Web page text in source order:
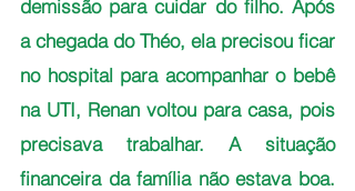
demissão para cuidar do filho. Após
a chegada do Théo, ela precisou ficar
no hospital para acompanhar o bebê
na UTI, Renan voltou para casa, pois
precisava trabalhar. A situação
financeira da família não estava boa.